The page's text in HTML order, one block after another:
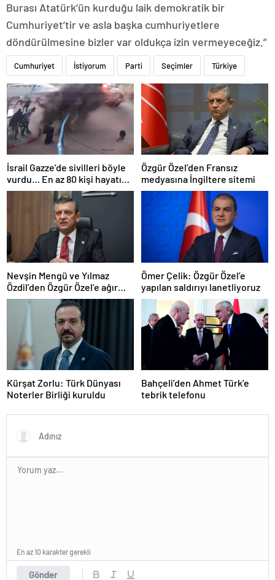
Burası Atatürk’ün kurduğu laik demokratik bir
Cumhuriyet’tir ve asla başka cumhuriyetlere
döndürülmesine bizler var oldukça izin vermeyeceğiz.”
Cumhuriyet İstiyorum Parti Seçimler Türkiye
İsrail Gazze’de sivilleri böyle
vurdu… En az 80 kişi hayatını
kaybetti
Özgür Özel’den Fransız
medyasına İngiltere sitemi
Nevşin Mengü ve Yılmaz
Özdil’den Özgür Özel’e ağır
eleştiriler
Ömer Çelik: Özgür Özel’e
yapılan saldırıyı lanetliyoruz
Kürşat Zorlu: Türk Dünyası
Noterler Birliği kuruldu
Bahçeli’den Ahmet Türk’e
tebrik telefonu
Gönder
En az 10 karakter gerekli